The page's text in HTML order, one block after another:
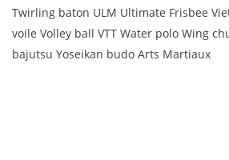
Twirling baton ULM Ultimate Frisbee
voile Volley ball VTT Water polo Wing
bajutsu Yoseikan budo Arts Martiaux